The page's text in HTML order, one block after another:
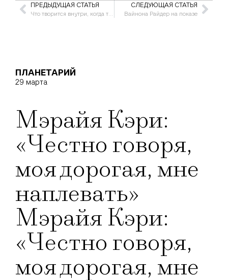
ПРЕДЫДУЩАЯ СТАТЬЯ
Что творится внутри, когда ты изменяешься снаружи?
СЛЕДУЮЩАЯ СТАТЬЯ
Вайнона Райдер на показе
ПЛАНЕТАРИЙ
29 марта
Мэрайя Кэри:
«Честно говоря,
моя дорогая, мне
наплевать»
Мэрайя Кэри:
«Честно говоря,
моя дорогая, мне